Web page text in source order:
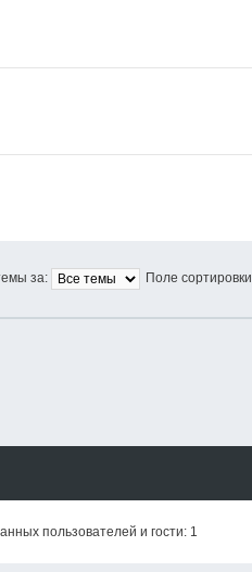
за: Поле сортировки
пользователей и гости: 1